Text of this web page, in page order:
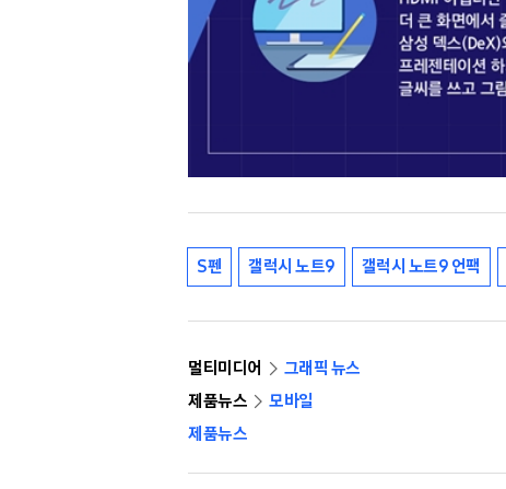
S펜 갤럭시 노트9 갤럭시 노트9 언팩
멀티미디어
그래픽 뉴스
제품뉴스
모바일
제품뉴스